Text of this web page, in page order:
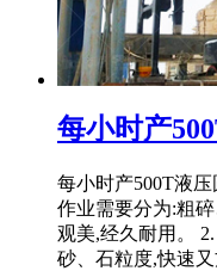
每小时产
每小时产500T液
作业需要分为:粗
观美,经久耐用。
砂、石粒度,快速